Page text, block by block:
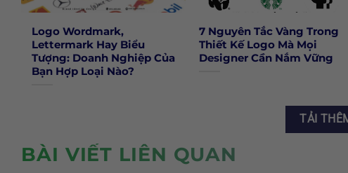
Logo Wordmark,
Lettermark Hay Biểu
Tượng: Doanh Nghiệp Của
Bạn Hợp Loại Nào?
7 Nguyên Tắc Vàng Trong
Thiết Kế Logo Mà Mọi
Designer Cần Nắm Vững
TẢI
BÀI VIẾT LIÊN QUAN